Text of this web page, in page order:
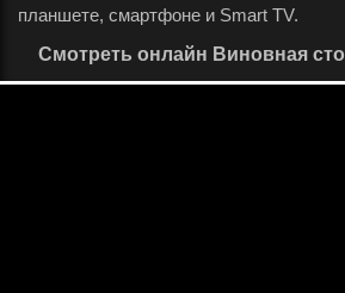
планшете, смартфоне и Smart TV.
Смотреть онлайн Виновная